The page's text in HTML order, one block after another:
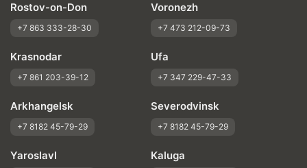
Rostov-on-Don
+7 863 333-28-30
Voronezh
+7 473 212-09-73
Krasnodar
+7 861 203-39-12
Ufa
+7 347 229-47-33
Arkhangelsk
+7 8182 45-79-29
Severodvinsk
+7 8182 45-79-29
Yaroslavl Kaluga